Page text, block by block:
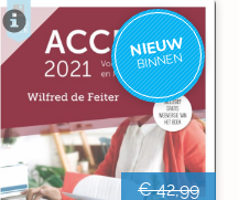
NIEUW
BINNEN
€ 42,99